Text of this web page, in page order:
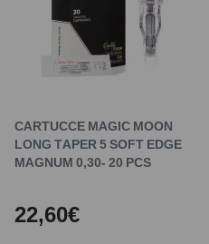
CARTUCCE MAGIC MOON
LONG TAPER 5 SOFT EDGE
MAGNUM 0,30- 20 PCS
22,60€